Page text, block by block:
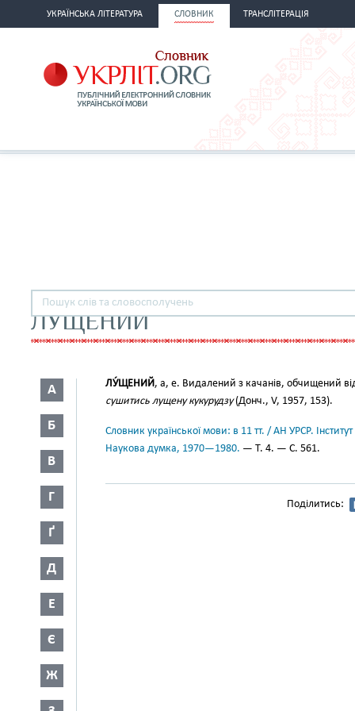
УКРАЇНСЬКА ЛІТЕРАТУРА СЛОВНИК ТРАНСЛІТЕРАЦІЯ
ЛУЩЕНИЙ
А
Б
В
Г
Ґ
Д
Е
Є
Ж
ЛУ́ЩЕНИЙ, а, е. Видалений з качанів, обчищений
сушитись лущену кукурудзу(Донч., V, 1957, 153).
Словник української мови: в 11 тт. / АН УРСР.
Наукова думка, 1970—1980. — Т. 4. — С. 561.
Поділитись: